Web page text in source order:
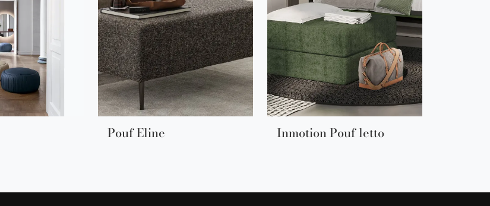
Pouf Eline Inmotion Pouf letto